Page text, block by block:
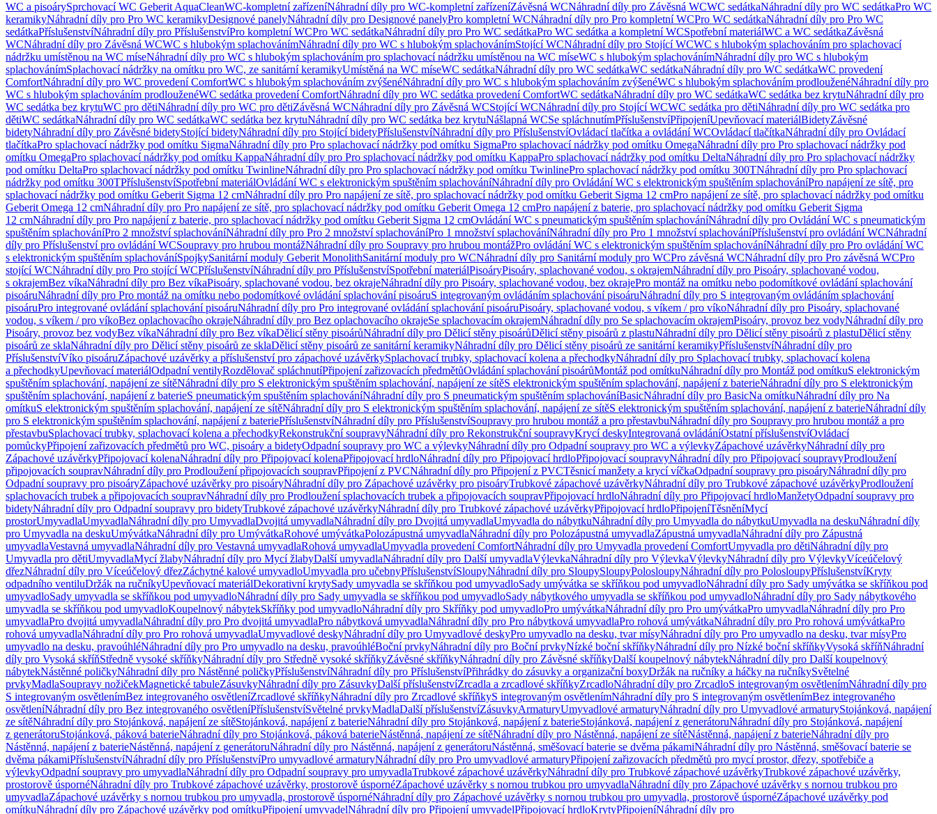
WC a pisoárySprchovací WC Geberit AquaCleanWC-kompletní zařízeníNáhradní díly pro WC-kompletní zařízeníZávěsná WCNáhradní díly pro Závěsná WCWC sedátkaNáhradní díly pro WC sedátkaPro WC
keramikyNáhradní díly pro Pro WC keramikyDesignové panelyNáhradní díly pro Designové panelyPro kompletní WCNáhradní díly pro Pro kompletní WCPro WC sedátkaNáhradní díly pro Pro WC
sedátkaPříslušenstvíNáhradní díly pro PříslušenstvíPro kompletní WCPro WC sedátkaNáhradní díly pro Pro WC sedátkaPro WC sedátka a kompletní WCSpotřební materiálWC a WC sedátkaZávěsná
WCNáhradní díly pro Závěsná WCWC s hlubokým splachovánímNáhradní díly pro WC s hlubokým splachovánímStojící WCNáhradní díly pro Stojící WCWC s hlubokým splachováním pro splachovací
nádržku umístěnou na WC míseNáhradní díly pro WC s hlubokým splachováním pro splachovací nádržku umístěnou na WC míseWC s hlubokým splachovánímNáhradní díly pro WC s hlubokým
splachovánímSplachovací nádržky na omítku pro WC, ze sanitární keramikyUmístěná na WC míseWC sedátkaNáhradní díly pro WC sedátkaWC sedátkaNáhradní díly pro WC sedátkaWC provedení
ComfortNáhradní díly pro WC provedení ComfortWC s hlubokým splachováním zvýšenéNáhradní díly pro WC s hlubokým splachováním zvýšenéWC s hlubokým splachováním prodlouženéNáhradní díly pro
WC s hlubokým splachováním prodlouženéWC sedátka provedení ComfortNáhradní díly pro WC sedátka provedení ComfortWC sedátkaNáhradní díly pro WC sedátkaWC sedátka bez krytuNáhradní díly pro
WC sedátka bez krytuWC pro dětiNáhradní díly pro WC pro dětiZávěsná WCNáhradní díly pro Závěsná WCStojící WCNáhradní díly pro Stojící WCWC sedátka pro dětiNáhradní díly pro WC sedátka pro
dětiWC sedátkaNáhradní díly pro WC sedátkaWC sedátka bez krytuNáhradní díly pro WC sedátka bez krytuNášlapná WCSe spláchnutímPříslušenstvíPřipojeníUpevňovací materiálBidetyZávěsné
bidetyNáhradní díly pro Závěsné bidetyStojící bidetyNáhradní díly pro Stojící bidetyPříslušenstvíNáhradní díly pro PříslušenstvíOvládací tlačítka a ovládání WCOvládací tlačítkaNáhradní díly pro Ovládací
tlačítkaPro splachovací nádržky pod omítku SigmaNáhradní díly pro Pro splachovací nádržky pod omítku SigmaPro splachovací nádržky pod omítku OmegaNáhradní díly pro Pro splachovací nádržky pod
omítku OmegaPro splachovací nádržky pod omítku KappaNáhradní díly pro Pro splachovací nádržky pod omítku KappaPro splachovací nádržky pod omítku DeltaNáhradní díly pro Pro splachovací nádržky
pod omítku DeltaPro splachovací nádržky pod omítku TwinlineNáhradní díly pro Pro splachovací nádržky pod omítku TwinlinePro splachovací nádržky pod omítku 300TNáhradní díly pro Pro splachovací
nádržky pod omítku 300TPříslušenstvíSpotřební materiálOvládání WC s elektronickým spuštěním splachováníNáhradní díly pro Ovládání WC s elektronickým spuštěním splachováníPro napájení ze sítě, pro
splachovací nádržky pod omítku Geberit Sigma 12 cmNáhradní díly pro Pro napájení ze sítě, pro splachovací nádržky pod omítku Geberit Sigma 12 cmPro napájení ze sítě, pro splachovací nádržky pod omítku
Geberit Omega 12 cmNáhradní díly pro Pro napájení ze sítě, pro splachovací nádržky pod omítku Geberit Omega 12 cmPro napájení z baterie, pro splachovací nádržky pod omítku Geberit Sigma
12 cmNáhradní díly pro Pro napájení z baterie, pro splachovací nádržky pod omítku Geberit Sigma 12 cmOvládání WC s pneumatickým spuštěním splachováníNáhradní díly pro Ovládání WC s pneumatickým
spuštěním splachováníPro 2 množství splachováníNáhradní díly pro Pro 2 množství splachováníPro 1 množství splachováníNáhradní díly pro Pro 1 množství splachováníPříslušenství pro ovládání WCNáhradní
díly pro Příslušenství pro ovládání WCSoupravy pro hrubou montážNáhradní díly pro Soupravy pro hrubou montážPro ovládání WC s elektronickým spuštěním splachováníNáhradní díly pro Pro ovládání WC
s elektronickým spuštěním splachováníSpojkySanitární moduly Geberit MonolithSanitární moduly pro WCNáhradní díly pro Sanitární moduly pro WCPro závěsná WCNáhradní díly pro Pro závěsná WCPro
stojící WCNáhradní díly pro Pro stojící WCPříslušenstvíNáhradní díly pro PříslušenstvíSpotřební materiálPisoáryPisoáry, splachované vodou, s okrajemNáhradní díly pro Pisoáry, splachované vodou,
s okrajemBez víkaNáhradní díly pro Bez víkaPisoáry, splachované vodou, bez okrajeNáhradní díly pro Pisoáry, splachované vodou, bez okrajePro montáž na omítku nebo podomítkové ovládání splachování
pisoáruNáhradní díly pro Pro montáž na omítku nebo podomítkové ovládání splachování pisoáruS integrovaným ovládáním splachování pisoáruNáhradní díly pro S integrovaným ovládáním splachování
pisoáruPro integrované ovládání splachování pisoáruNáhradní díly pro Pro integrované ovládání splachování pisoáruPisoáry, splachované vodou, s víkem / pro víkoNáhradní díly pro Pisoáry, splachované
vodou, s víkem / pro víkoBez oplachovacího okrajeNáhradní díly pro Bez oplachovacího okrajeSe splachovacím okrajemNáhradní díly pro Se splachovacím okrajemPisoáry, provoz bez vodyNáhradní díly pro
Pisoáry, provoz bez vodyBez víkaNáhradní díly pro Bez víkaDělicí stěny pisoárůNáhradní díly pro Dělicí stěny pisoárůDělicí stěny pisoárů z plastuNáhradní díly pro Dělicí stěny pisoárů z plastuDělicí stěny
pisoárů ze sklaNáhradní díly pro Dělicí stěny pisoárů ze sklaDělicí stěny pisoárů ze sanitární keramikyNáhradní díly pro Dělicí stěny pisoárů ze sanitární keramikyPříslušenstvíNáhradní díly pro
PříslušenstvíVíko pisoáruZápachové uzávěrky a příslušenství pro zápachové uzávěrkySplachovací trubky, splachovací kolena a přechodkyNáhradní díly pro Splachovací trubky, splachovací kolena
a přechodkyUpevňovací materiálOdpadní ventilyRozdělovač spláchnutíPřipojení zařizovacích předmětůOvládání splachování pisoárůMontáž pod omítkuNáhradní díly pro Montáž pod omítkuS elektronickým
spuštěním splachování, napájení ze sítěNáhradní díly pro S elektronickým spuštěním splachování, napájení ze sítěS elektronickým spuštěním splachování, napájení z baterieNáhradní díly pro S elektronickým
spuštěním splachování, napájení z baterieS pneumatickým spuštěním splachováníNáhradní díly pro S pneumatickým spuštěním splachováníBasicNáhradní díly pro BasicNa omítkuNáhradní díly pro Na
omítkuS elektronickým spuštěním splachování, napájení ze sítěNáhradní díly pro S elektronickým spuštěním splachování, napájení ze sítěS elektronickým spuštěním splachování, napájení z baterieNáhradní díly
pro S elektronickým spuštěním splachování, napájení z bateriePříslušenstvíNáhradní díly pro PříslušenstvíSoupravy pro hrubou montáž a pro přestavbuNáhradní díly pro Soupravy pro hrubou montáž a pro
přestavbuSplachovací trubky, splachovací kolena a přechodkyRekonstrukční soupravyNáhradní díly pro Rekonstrukční soupravyKrycí deskyIntegrovaná ovládáníOstatní příslušenstvíOvládací
pomůckyPřipojení zařizovacích předmětů pro WC, pisoáry a bidetyOdpadní soupravy pro WC a výlevkyNáhradní díly pro Odpadní soupravy pro WC a výlevkyZápachové uzávěrkyNáhradní díly pro
Zápachové uzávěrkyPřipojovací kolenaNáhradní díly pro Připojovací kolenaPřipojovací hrdloNáhradní díly pro Připojovací hrdloPřipojovací soupravyNáhradní díly pro Připojovací soupravyProdloužení
připojovacích soupravNáhradní díly pro Prodloužení připojovacích soupravPřipojení z PVCNáhradní díly pro Připojení z PVCTěsnicí manžety a krycí víčkaOdpadní soupravy pro pisoáryNáhradní díly pro
Odpadní soupravy pro pisoáryZápachové uzávěrky pro pisoáryNáhradní díly pro Zápachové uzávěrky pro pisoáryTrubkové zápachové uzávěrkyNáhradní díly pro Trubkové zápachové uzávěrkyProdloužení
splachovacích trubek a připojovacích soupravNáhradní díly pro Prodloužení splachovacích trubek a připojovacích soupravPřipojovací hrdloNáhradní díly pro Připojovací hrdloManžetyOdpadní soupravy pro
bidetyNáhradní díly pro Odpadní soupravy pro bidetyTrubkové zápachové uzávěrkyNáhradní díly pro Trubkové zápachové uzávěrkyPřipojovací hrdloPřipojeníTěsněníMycí
prostorUmyvadlaUmyvadlaNáhradní díly pro UmyvadlaDvojitá umyvadlaNáhradní díly pro Dvojitá umyvadlaUmyvadla do nábytkuNáhradní díly pro Umyvadla do nábytkuUmyvadla na deskuNáhradní díly
pro Umyvadla na deskuUmývátkaNáhradní díly pro UmývátkaRohové umývátkaPolozápustná umyvadlaNáhradní díly pro Polozápustná umyvadlaZápustná umyvadlaNáhradní díly pro Zápustná
umyvadlaVestavná umyvadlaNáhradní díly pro Vestavná umyvadlaRohová umyvadlaUmyvadla provedení ComfortNáhradní díly pro Umyvadla provedení ComfortUmyvadla pro dětiNáhradní díly pro
Umyvadla pro dětiUmyvadlaMycí žlabyNáhradní díly pro Mycí žlabyDalší umyvadlaNáhradní díly pro Další umyvadlaVýlevkaNáhradní díly pro VýlevkaVýlevkyNáhradní díly pro VýlevkyVíceúčelový
dřezNáhradní díly pro Víceúčelový dřezZáchytné kalové umyvadloUmyvadla pro učebnyPříslušenstvíSloupyNáhradní díly pro SloupySloupyPolosloupyNáhradní díly pro PolosloupyPříslušenstvíKryty
odpadního ventiluDržák na ručníkyUpevňovací materiálDekorativní krytySady umyvadla se skříňkou pod umyvadloSady umývátka se skříňkou pod umyvadloNáhradní díly pro Sady umývátka se skříňkou pod
umyvadloSady umyvadla se skříňkou pod umyvadloNáhradní díly pro Sady umyvadla se skříňkou pod umyvadloSady nábytkového umyvadla se skříňkou pod umyvadloNáhradní díly pro Sady nábytkového
umyvadla se skříňkou pod umyvadloKoupelnový nábytekSkříňky pod umyvadloNáhradní díly pro Skříňky pod umyvadloPro umývátkaNáhradní díly pro Pro umývátkaPro umyvadlaNáhradní díly pro Pro
umyvadlaPro dvojitá umyvadlaNáhradní díly pro Pro dvojitá umyvadlaPro nábytková umyvadlaNáhradní díly pro Pro nábytková umyvadlaPro rohová umývátkaNáhradní díly pro Pro rohová umývátkaPro
rohová umyvadlaNáhradní díly pro Pro rohová umyvadlaUmyvadlové deskyNáhradní díly pro Umyvadlové deskyPro umyvadlo na desku, tvar mísyNáhradní díly pro Pro umyvadlo na desku, tvar mísyPro
umyvadlo na desku, pravoúhléNáhradní díly pro Pro umyvadlo na desku, pravoúhléBoční prvkyNáhradní díly pro Boční prvkyNízké boční skříňkyNáhradní díly pro Nízké boční skříňkyVysoká skříňNáhradní
díly pro Vysoká skříňStředně vysoké skříňkyNáhradní díly pro Středně vysoké skříňkyZávěsné skříňkyNáhradní díly pro Závěsné skříňkyDalší koupelnový nábytekNáhradní díly pro Další koupelnový
nábytekNástěnné poličkyNáhradní díly pro Nástěnné poličkyPříslušenstvíNáhradní díly pro PříslušenstvíPřihrádky do zásuvky a organizační boxyDržák na ručníky a háčky na ručníkySvětelné
prvkyMadlaSoupravy nožičekMagnetické tabuleZásuvkyNáhradní díly pro ZásuvkyDalší příslušenstvíZrcadla a zrcadlové skříňkyZrcadloNáhradní díly pro ZrcadloS integrovaným osvětlenímNáhradní díly pro
S integrovaným osvětlenímBez integrovaného osvětleníZrcadlové skříňkyNáhradní díly pro Zrcadlové skříňkyS integrovaným osvětlenímNáhradní díly pro S integrovaným osvětlenímBez integrovaného
osvětleníNáhradní díly pro Bez integrovaného osvětleníPříslušenstvíSvětelné prvkyMadlaDalší příslušenstvíZásuvkyArmaturyUmyvadlové armaturyNáhradní díly pro Umyvadlové armaturyStojánková, napájení
ze sítěNáhradní díly pro Stojánková, napájení ze sítěStojánková, napájení z baterieNáhradní díly pro Stojánková, napájení z baterieStojánková, napájení z generátoruNáhradní díly pro Stojánková, napájení
z generátoruStojánková, páková baterieNáhradní díly pro Stojánková, páková baterieNástěnná, napájení ze sítěNáhradní díly pro Nástěnná, napájení ze sítěNástěnná, napájení z baterieNáhradní díly pro
Nástěnná, napájení z baterieNástěnná, napájení z generátoruNáhradní díly pro Nástěnná, napájení z generátoruNástěnná, směšovací baterie se dvěma pákamiNáhradní díly pro Nástěnná, směšovací baterie se
dvěma pákamiPříslušenstvíNáhradní díly pro PříslušenstvíPro umyvadlové armaturyNáhradní díly pro Pro umyvadlové armaturyPřipojení zařizovacích předmětů pro mycí prostor, dřezy, spotřebiče a
výlevkyOdpadní soupravy pro umyvadlaNáhradní díly pro Odpadní soupravy pro umyvadlaTrubkové zápachové uzávěrkyNáhradní díly pro Trubkové zápachové uzávěrkyTrubkové zápachové uzávěrky,
prostorově úspornéNáhradní díly pro Trubkové zápachové uzávěrky, prostorově úspornéZápachové uzávěrky s nornou trubkou pro umyvadlaNáhradní díly pro Zápachové uzávěrky s nornou trubkou pro
umyvadlaZápachové uzávěrky s nornou trubkou pro umyvadla, prostorově úspornéNáhradní díly pro Zápachové uzávěrky s nornou trubkou pro umyvadla, prostorově úspornéZápachové uzávěrky pod
omítkuNáhradní díly pro Zápachové uzávěrky pod omítkuPřipojení umyvadelNáhradní díly pro Připojení umyvadelPřipojovací hrdloKrytyPřipojeníNáhradní díly pro